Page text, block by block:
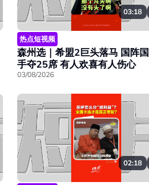
03:18
热点短视频
森州选｜希盟2巨头落马 国阵
手夺25席 有人欢喜有人伤心
03/08/2026
02:18